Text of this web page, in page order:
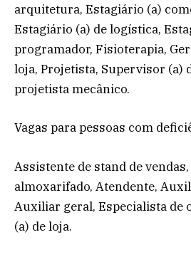
arquitetura, Estagiário (a)
Estagiário (a) de logística,
programador, Fisioterapia,
loja, Projetista, Supervisor (a)
projetista mecânico.
Vagas para pessoas com
Assistente de stand de
almoxarifado, Atendente,
Auxiliar geral, Especialista de
(a) de loja.